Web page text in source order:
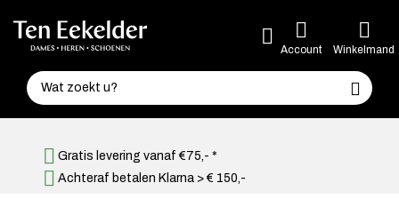
Account Winkelmand
Gratis levering vanaf €75,- *
Achteraf betalen Klarna > € 150,-